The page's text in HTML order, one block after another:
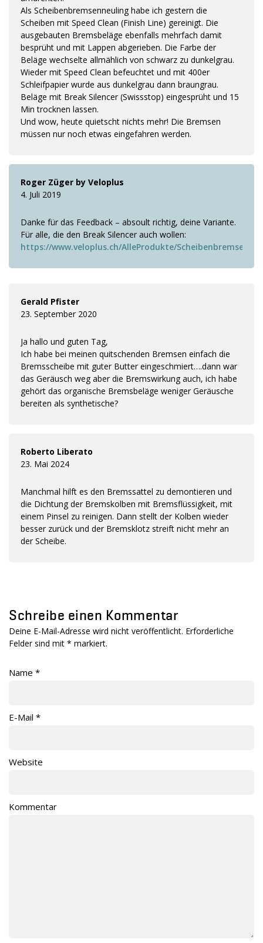
Als Scheibenbremsenneuling habe ich gestern die
Scheiben mit Speed Clean (Finish Line) gereinigt. Die
ausgebauten Bremsbeläge ebenfalls mehrfach damit
besprüht und mit Lappen abgerieben. Die Farbe der
Beläge wechselte allmählich von schwarz zu dunkelgrau.
Wieder mit Speed Clean befeuchtet und mit 400er
Schleifpapier wurde aus dunkelgrau dann braungrau.
Beläge mit Break Silencer (Swissstop) eingesprüht und 15
Min trocknen lassen.
Und wow, heute quietscht nichts mehr! Die Bremsen
müssen nur noch etwas eingefahren werden.
Roger Züger by Veloplus
4. Juli 2019
Danke für das Feedback – absoult richtig, deine Variante.
Für alle, die den Break Silencer auch wollen:
https://www.veloplus.ch/AlleProdukte/
Gerald Pfister
23. September 2020
Ja hallo und guten Tag,
Ich habe bei meinen quitschenden Bremsen einfach die
Bremsscheibe mit guter Butter eingeschmiert….dann war
das Geräusch weg aber die Bremswirkung auch, ich habe
gehört das organische Bremsbeläge weniger Geräusche
bereiten als synthetische?
Roberto Liberato
23. Mai 2024
Manchmal hilft es den Bremssattel zu demontieren und
die Dichtung der Bremskolben mit Bremsflüssigkeit, mit
einem Pinsel zu reinigen. Dann stellt der Kolben wieder
besser zurück und der Bremsklotz streift nicht mehr an
der Scheibe.
Schreibe einen Kommentar
Deine E-Mail-Adresse wird nicht veröffentlicht. Erforderliche
Felder sind mit * markiert.
Name *
E-Mail *
Website
Kommentar